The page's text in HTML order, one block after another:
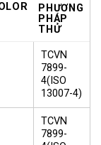
PHƯƠNG
PHÁP
THỬ
TCVN
7899-
4(ISO
13007-4)
TCVN
7899-